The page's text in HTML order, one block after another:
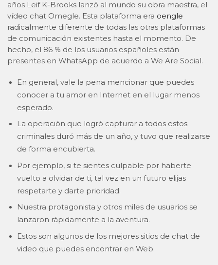
años Leif K-Brooks lanzó al mundo su obra maestra, el
vídeo chat Omegle. Esta plataforma era oengle
radicalmente diferente de todas las otras plataformas
de comunicación existentes hasta el momento. De
hecho, el 86 % de los usuarios españoles están
presentes en WhatsApp de acuerdo a We Are Social.
En general, vale la pena mencionar que puedes
conocer a tu amor en Internet en el lugar menos
esperado.
La operación que logró capturar a todos estos
criminales duró más de un año, y tuvo que realizarse
de forma encubierta.
Por ejemplo, si te sientes culpable por haberte
vuelto a olvidar de ti, tal vez en un futuro elijas
respetarte y darte prioridad.
Nuestra protagonista y otros miles de usuarios se
lanzaron rápidamente a la aventura.
Estos son algunos de los mejores sitios de chat de
video que puedes encontrar en Web.